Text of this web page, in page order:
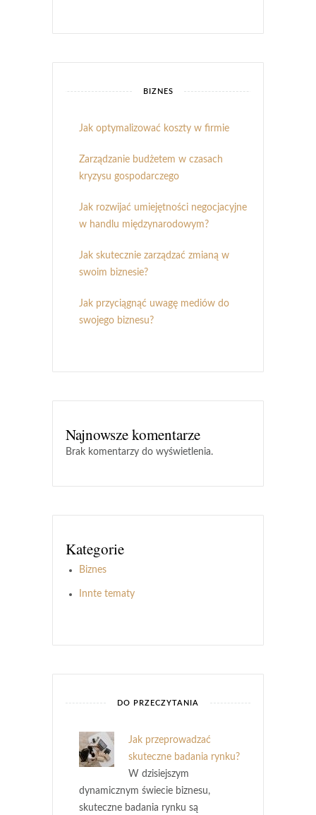
BIZNES
Jak optymalizować koszty w firmie
Zarządzanie budżetem w czasach
kryzysu gospodarczego
Jak rozwijać umiejętności negocjacyjne
w handlu międzynarodowym?
Jak skutecznie zarządzać zmianą w
swoim biznesie?
Jak przyciągnąć uwagę mediów do
swojego biznesu?
Najnowsze komentarze
Brak komentarzy do wyświetlenia.
Kategorie
Biznes
Innte tematy
DO PRZECZYTANIA
Jak przeprowadzać
skuteczne badania rynku?
W dzisiejszym
dynamicznym świecie biznesu,
skuteczne badania rynku są